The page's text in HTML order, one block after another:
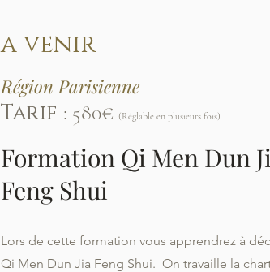
a venir
Région Parisienne
Tarif : 580€ (Réglable en plusieurs fois)
Formation Qi Men Dun
Feng Shui
Lors de cette formation vous apprendrez à
Qi Men Dun Jia Feng Shui. On travaille la